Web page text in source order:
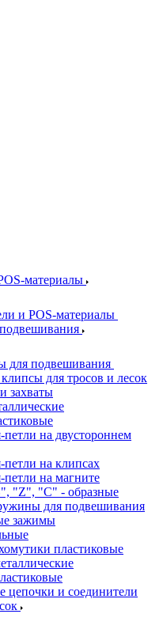
материалы
и POS-материалы
для подвешивания
для тросов и лесок
захваты
на двустороннем
на клипсах
на магните
"Z", "C" - образные
для подвешивания
зажимы
пластиковые
цепочки и соединители